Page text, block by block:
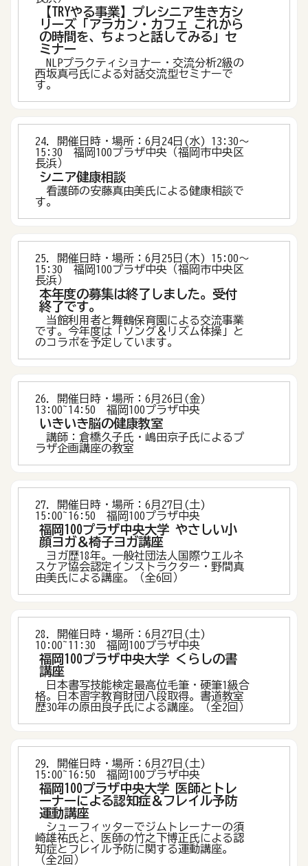
【TRYやる事業】プレシニア生き方シ
リーズ「アラカン・カフェ これから
の時間を、ちょっと話してみる」セ
ミナー
NLPプラクティショナー・交流分析2級の
西坂真弓氏による対話交流型セミナーで
す。
24．開催日時・場所：6月24日(水) 13:30〜
15:30 福岡100プラザ中央（福岡市中央区
長浜）
シニア健康相談
看護師の安藤真由美氏による健康相談で
す。
25．開催日時・場所：6月25日(木) 15:00〜
15:30 福岡100プラザ中央（福岡市中央区
長浜）
本年度の募集は終了しました。受付
終了です。
当館利用者と舞鶴保育園による交流事業
です。今年度は「ソング＆リズム体操」と
のコラボを予定しています。
26．開催日時・場所：6月26日(金)
13:00~14:50 福岡100プラザ中央
いきいき脳の健康教室
講師：倉橋久子氏・嶋田京子氏によるプ
ラザ企画講座の教室
27．開催日時・場所：6月27日(土)
15:00~16:50 福岡100プラザ中央
福岡100プラザ中央大学 やさしい小
顔ヨガ＆椅子ヨガ講座
ヨガ歴18年。一般社団法人国際ウエルネ
スケア協会認定インストラクター・野間真
由美氏による講座。（全6回）
28．開催日時・場所：6月27日(土)
10:00~11:30 福岡100プラザ中央
福岡100プラザ中央大学 くらしの書
講座
日本書写技能検定最高位毛筆・硬筆1級合
格。日本習字教育財団八段取得。書道教室
歴30年の原田良子氏による講座。（全2回）
29．開催日時・場所：6月27日(土)
15:00~16:50 福岡100プラザ中央
福岡100プラザ中央大学 医師とトレ
ーナーによる認知症＆フレイル予防
運動講座
シューフィッターでジムトレーナーの須
崎雄祐氏と、医師の竹之下博正氏による認
知症とフレイル予防に関する運動講座。
（全2回）